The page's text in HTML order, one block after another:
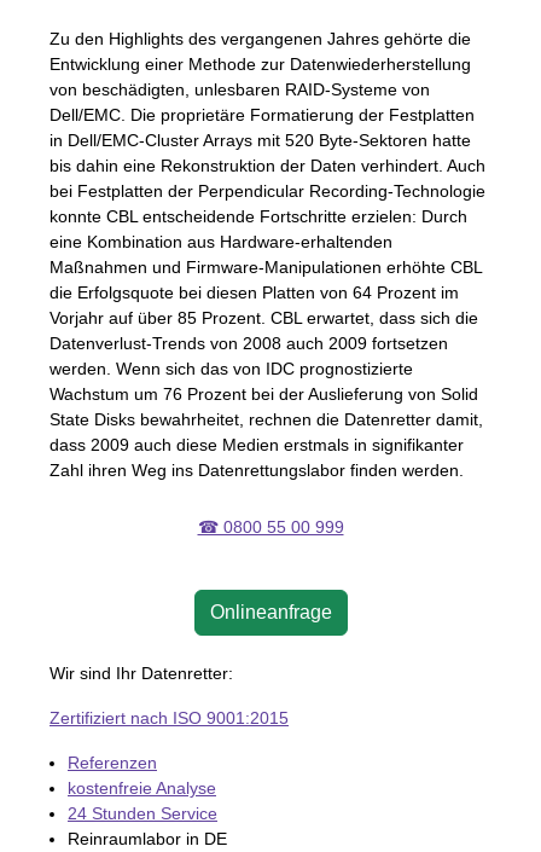
Zu den Highlights des vergangenen Jahres gehörte die
Entwicklung einer Methode zur Datenwiederherstellung
von beschädigten, unlesbaren RAID-Systeme von
Dell/EMC. Die proprietäre Formatierung der Festplatten
in Dell/EMC-Cluster Arrays mit 520 Byte-Sektoren hatte
bis dahin eine Rekonstruktion der Daten verhindert. Auch
bei Festplatten der Perpendicular Recording-Technologie
konnte CBL entscheidende Fortschritte erzielen: Durch
eine Kombination aus Hardware-erhaltenden
Maßnahmen und Firmware-Manipulationen erhöhte CBL
die Erfolgsquote bei diesen Platten von 64 Prozent im
Vorjahr auf über 85 Prozent. CBL erwartet, dass sich die
Datenverlust-Trends von 2008 auch 2009 fortsetzen
werden. Wenn sich das von IDC prognostizierte
Wachstum um 76 Prozent bei der Auslieferung von Solid
State Disks bewahrheitet, rechnen die Datenretter damit,
dass 2009 auch diese Medien erstmals in signifikanter
Zahl ihren Weg ins Datenrettungslabor finden werden.
☎ 0800 55 00 999
Onlineanfrage
Wir sind Ihr Datenretter:
Zertifiziert nach ISO 9001:2015
Referenzen
kostenfreie Analyse
24 Stunden Service
Reinraumlabor in DE